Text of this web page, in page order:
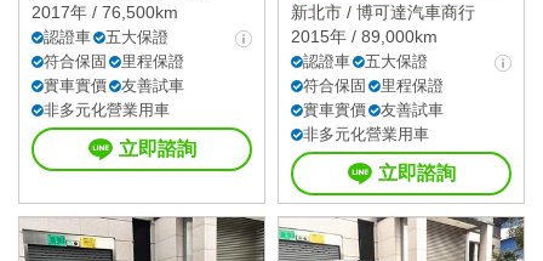
2017年 / 76,500km
認證車
五大保證
符合保固
里程保證
實車實價
友善試車
非多元化營業用車
立即諮詢
新北市 / 博可達汽車商行
2015年 / 89,000km
認證車
五大保證
符合保固
里程保證
實車實價
友善試車
非多元化營業用車
立即諮詢